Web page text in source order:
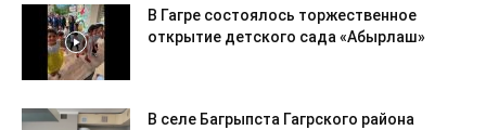
В Гагре состоялось торжественное
открытие детского сада «Абырлаш»
В селе Багрыпста Гагрского района